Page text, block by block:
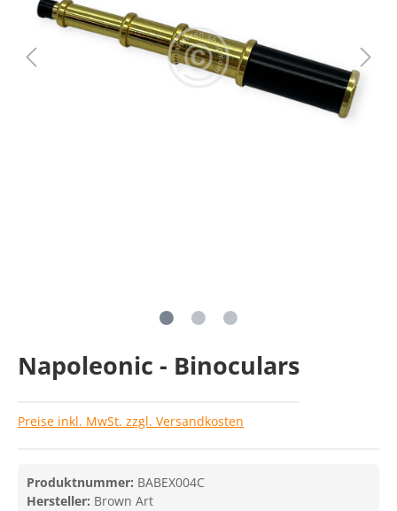
Napoleonic - Binoculars
Preise inkl. MwSt. zzgl. Versandkosten
Produktnummer: BABEX004C
Hersteller: Brown Art